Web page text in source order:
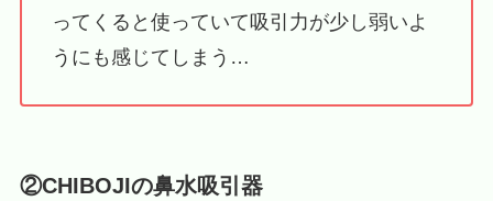
ってくると使っていて吸引力が少し弱いよ
うにも感じてしまう…
②CHIBOJIの鼻水吸引器